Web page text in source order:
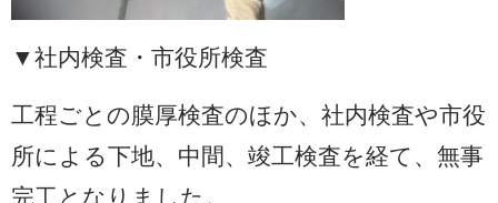
▼社内検査・市役所検査
工程ごとの膜厚検査のほか、社内検査や市役
所による下地、中間、竣工検査を経て、無事
完工となりました。